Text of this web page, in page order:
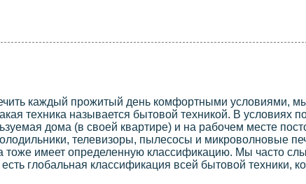
каждый прожитый день комфортными условиями,
техника называется бытовой техникой. В условиях
дома (в своей квартире) и на рабочем месте
телевизоры, пылесосы и микроволновые
тоже имеет определенную классификацию. Мы часто
глобальная классификация всей бытовой техники,